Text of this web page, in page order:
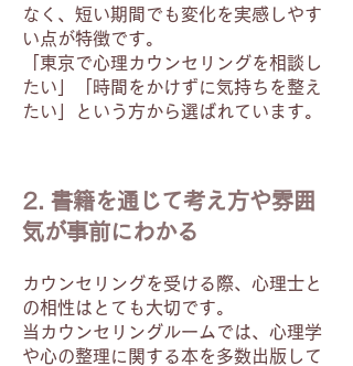
なく、短い期間でも変化を実感しやす
い点が特徴です。
「東京で心理カウンセリングを相談し
たい」「時間をかけずに気持ちを整え
たい」という方から選ばれています。
2. 書籍を通じて考え方や雰囲
気が事前にわかる
カウンセリングを受ける際、心理士と
の相性はとても大切です。
当カウンセリングルームでは、心理学
や心の整理に関する本を多数出版して